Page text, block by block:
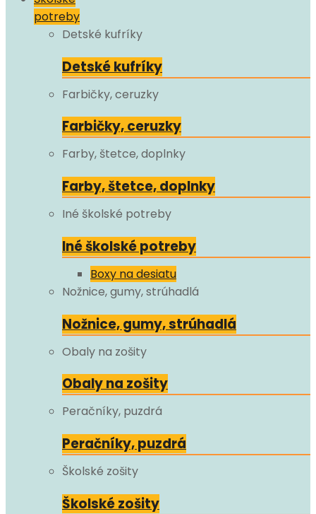
potreby
Detské kufríky
Detské kufríky
Farbičky, ceruzky
Farbičky, ceruzky
Farby, štetce, doplnky
Farby, štetce, doplnky
Iné školské potreby
Iné školské potreby
Boxy na desiatu
Nožnice, gumy, strúhadlá
Nožnice, gumy, strúhadlá
Obaly na zošity
Obaly na zošity
Peračníky, puzdrá
Peračníky, puzdrá
Školské zošity
Školské zošity